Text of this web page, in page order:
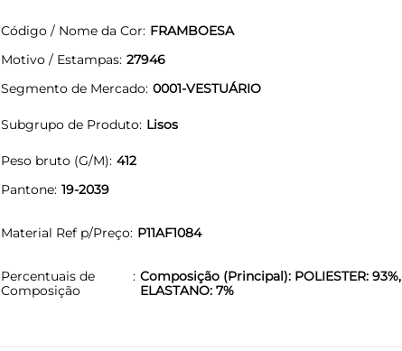
Código / Nome da Cor FRAMBOESA
Motivo / Estampas 27946
Segmento de Mercado 0001-VESTUÁRIO
Subgrupo de Produto Lisos
Peso bruto (G/M) 412
Pantone 19-2039
Material Ref p/Preço P11AF1084
Percentuais de
Composição
Composição (Principal): POLIESTER: 93%,
ELASTANO: 7%